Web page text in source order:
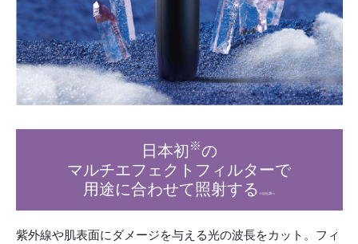
日本初 ※の
マルチエフェクトフィルターで
用途に合わせて照射する ※自社調べ
紫外線や肌表面にダメージを与える光の波長をカット。フィ